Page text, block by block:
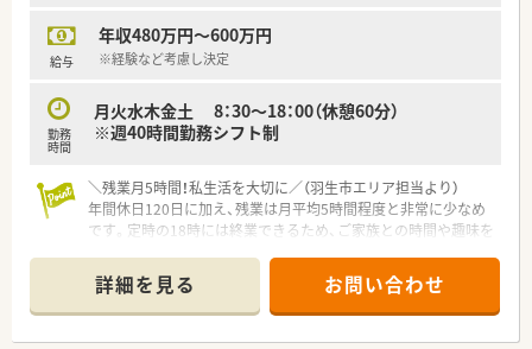
給与
年収480万円～600万円
※経験など考慮し決定
勤務
時間
月火水木金土 8：30～18：00（休憩60分）
※週40時間勤務シフト制
＼残業月5時間！私生活を大切に／（羽生市エリア担当より）
年間休日120日に加え、残業は月平均5時間程度と非常に少なめ
です。定時の18時には終業できるため、ご家族との時間や趣味を
＊------------------------------------------＊
【店舗情報と応需状況について】
■羽生駅から車で5分の場所にあり、内科や小児科など幅広い処
詳細を見る お問い合わせ